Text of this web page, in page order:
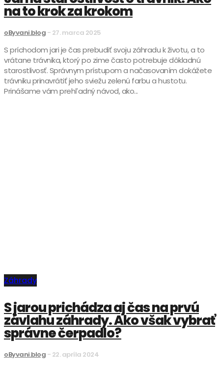
na to krok za krokom
oByvani.blog - 27. marca 2025
S príchodom jari je čas prebudiť svoju záhradu k životu, a to
vrátane trávnika, ktorý po zime často potrebuje dôkladnú
starostlivosť. Správnym prístupom a načasovaním dokážete
trávniku prinavrátiť jeho sviežu zelenú farbu a hustotu.
Prinášame vám prehľadný návod, ako...
Záhrady
S jarou prichádza aj čas na prvú
závlahu záhrady. Ako však vybrať
správne čerpadlo?
oByvani.blog - 22. apríla 2024